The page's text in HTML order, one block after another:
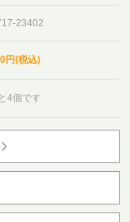
23402
円(税込)
4個です